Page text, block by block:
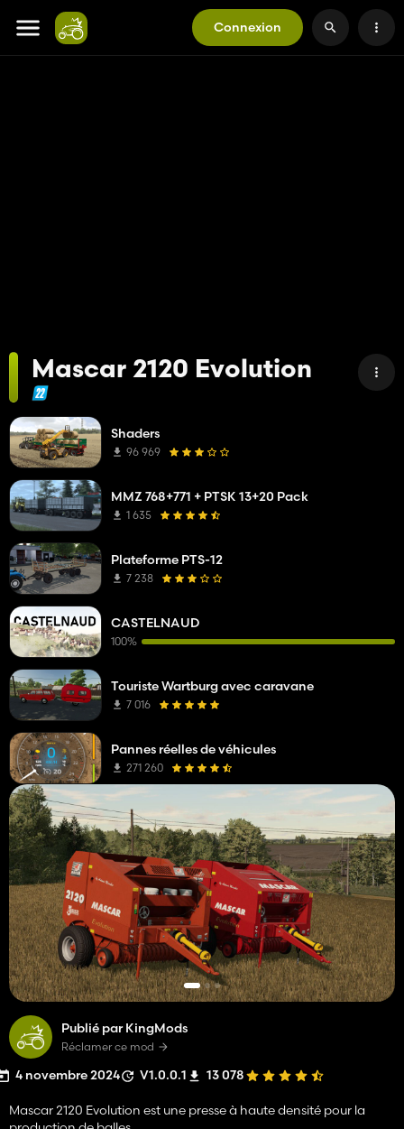
Connexion
Mascar 2120 Evolution
Publié par KingMods
Réclamer ce mod
4 novembre 2024 V1.0.0.1 13 078
Mascar 2120 Evolution est une presse à haute densité pour la
Shaders
96 969
MMZ 768+771 + PTSK 13+20 Pack
1 635
Plateforme PTS-12
7 238
CASTELNAUD
100%
Touriste Wartburg avec caravane
7 016
Pannes réelles de véhicules
271 260